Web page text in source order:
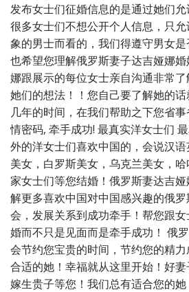
发布女士们征婚信息的是通过她们
很多女士们不想公开个人信息，只
象的男士而看的，我们得遵守男女
也希望您理解俄罗斯妻子达吉娅娜
娜跟展示的每位女士亲自沟通非常
她们的想法！！您自己要了解她的
几年的时间，在我们帮助之下您省
情密码, 牵手成功! 最真实洋女士们
外的洋女士们喜欢中国的，会说汉
美女，白罗斯美女，乌克兰美女，
家女士们等您结婚！俄罗斯妻达吉
解更多喜欢中国对中国感兴趣的俄
会，发展关系到成功牵手！帮您跟
婚而不只是见面而是牵手成功！ 俄
会节约您宝贵的时间，节约您的精
合适的她！幸福就从这里开始！好
嫁生贵子等您！我们总有适合您的